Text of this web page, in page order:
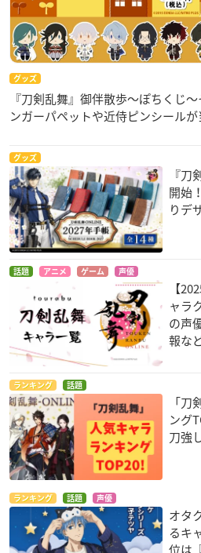
グッズ
『刀剣乱舞』御伴散歩～ぽちくじ
ンガーパペットや近侍ピンシールが
グッズ
『
開始
りデ
話題 アニメ ゲーム 声優
【
ャラ
の声
報な
ランキング 話題
「
ング
刀強
ランキング 話題 声優
オタ
るキ